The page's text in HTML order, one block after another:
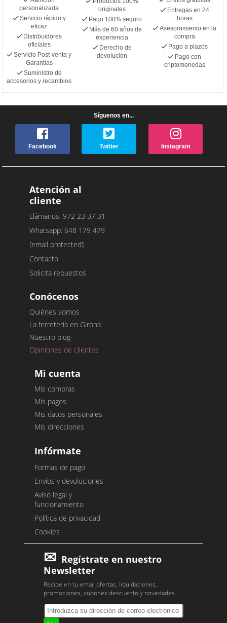
personalizada
Servicio rápido y
eficaz
Distribuidores
oficiales
Servicio Post-venta y
Garantías
Suministro de
accesorios y recambios
originales
Pago 100% seguro
Más de 60 años de
experiencia
Derecho de
devolución
Entregas en 24
horas
Asesoramiento en la
compra
Pago a plazos
Pago con
criptomonedas
Síguenos en...
Facebook Twitter Instagram
Atención al
cliente
Llámanos: 972 23 37 31
Whatsapp: 648 179 479
[email protected]
Contacto
Solicita repuestos
Conócenos
Quiénes somos
La ferretería en Girona
Nuestro blog
Opiniones de clientes
Mi cuenta
Mis compras
Mis pagos
Mis datos personales
Mis direcciones
Infórmate
Formas de pago
Envíos y devoluciones
Aviso legal y
funcionamiento
Política de privacidad
Cookies
Regístrate en nuestro
Newsletter
Recibe en tu email ofertas, liquidaciones,
promociones, cupones descuento y novedades.